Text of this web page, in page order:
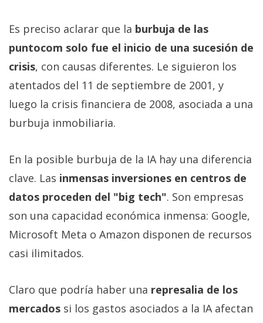
Es preciso aclarar que la burbuja de las
puntocom solo fue el inicio de una sucesión de
crisis, con causas diferentes. Le siguieron los
atentados del 11 de septiembre de 2001, y
luego la crisis financiera de 2008, asociada a una
burbuja inmobiliaria.
En la posible burbuja de la IA hay una diferencia
clave. Las inmensas inversiones en centros de
datos proceden del "big tech". Son empresas
son una capacidad económica inmensa: Google,
Microsoft Meta o Amazon disponen de recursos
casi ilimitados.
Claro que podría haber una represalia de los
mercados si los gastos asociados a la IA afectan